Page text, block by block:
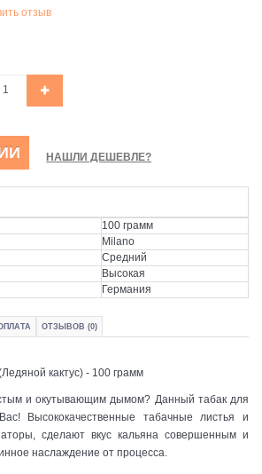
отзыв
НАШЛИ ДЕШЕВЛЕ?
100 грамм
Milano
Средний
Высокая
Германия
ОТЗЫВОВ (0)
кактус) - 100 грамм
и окутывающим дымом? Данный табак для
Высококачественные табачные листья и
сделают вкус кальяна совершенным и
наслаждение от процесса.